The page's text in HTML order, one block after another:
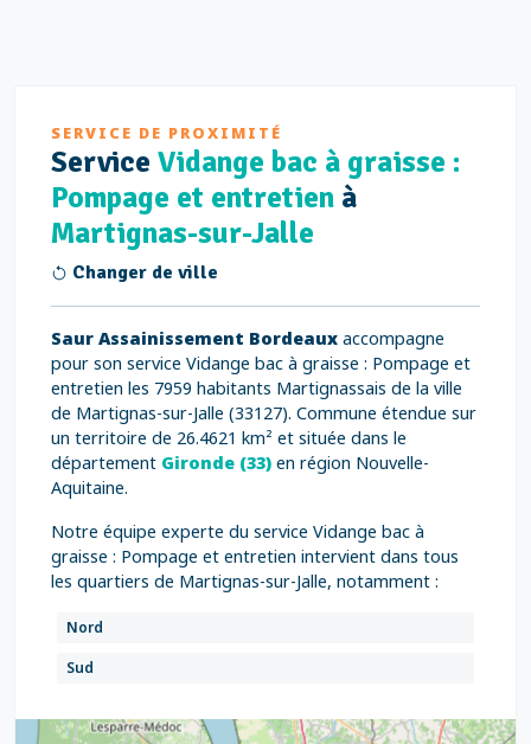
SERVICE DE PROXIMITÉ
Service Vidange bac à graisse :
Pompage et entretien à
Martignas-sur-Jalle
Changer de ville
Saur Assainissement Bordeaux accompagne
pour son service Vidange bac à graisse : Pompage et
entretien les 7959 habitants Martignassais de la ville
de Martignas-sur-Jalle (33127). Commune étendue sur
un territoire de 26.4621 km² et située dans le
département Gironde (33) en région Nouvelle-
Aquitaine.
Notre équipe experte du service Vidange bac à
graisse : Pompage et entretien intervient dans tous
les quartiers de Martignas-sur-Jalle, notamment :
Nord
Sud